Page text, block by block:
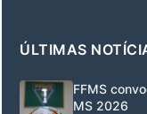
ÚLTIMAS
FFMS
MS 2026